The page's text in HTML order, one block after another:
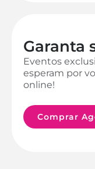
Garanta
Eventos
esperam por
online!
Comprar